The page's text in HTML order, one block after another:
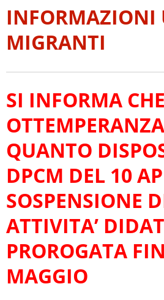
INFORMAZIONI
MIGRANTI
SI INFORMA
QUANTO
DPCM DEL 10
SOSPENSIONE
ATTIVITA’
PROROGATA
MAGGIO